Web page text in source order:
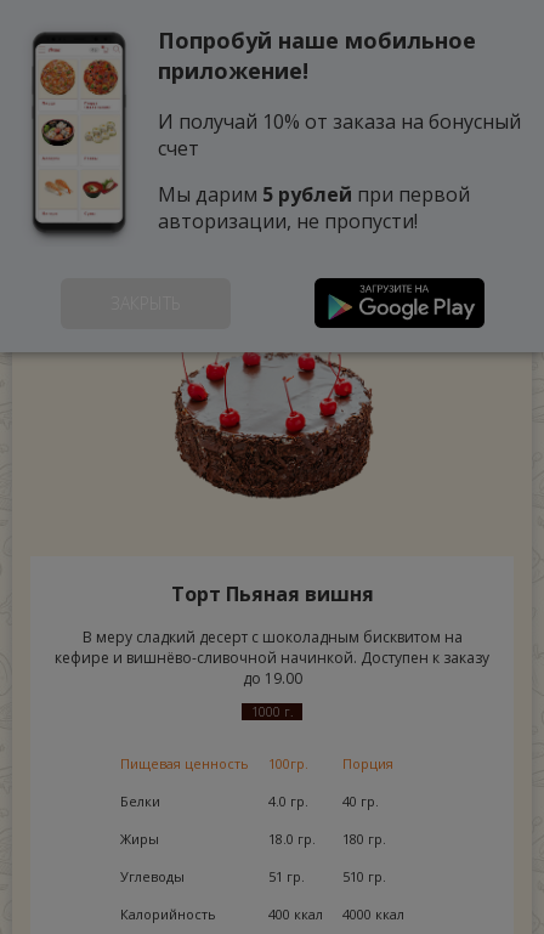
Торт Пьяная вишня
В меру сладкий десерт с шоколадным бисквитом на
кефире и вишнёво-сливочной начинкой. Доступен к заказу
до 19.00
1000 г.
Пищевая ценность 100гр. Порция
Белки 4.0 гр. 40 гр.
Жиры 18.0 гр. 180 гр.
Углеводы 51 гр. 510 гр.
Калорийность 400 ккал 4000 ккал
Попробуй наше мобильное
приложение!
И получай 10% от заказа на бонусный
счет
Мы дарим 5 рублей при первой
авторизации, не пропусти!